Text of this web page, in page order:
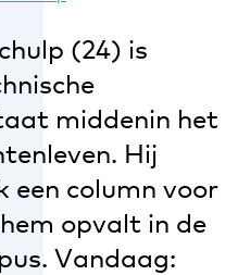
(24) is
middenin het
Hij
een column voor
opvalt in de
Vandaag: